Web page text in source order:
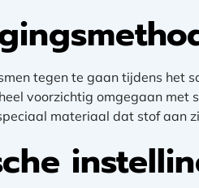
tegen te gaan tijdens het
voorzichtig omgegaan met
materiaal dat stof aan